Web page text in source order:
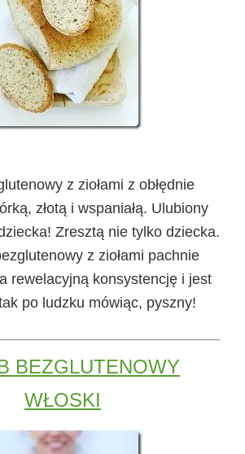
z ziołami z obłędnie
złotą i wspaniałą. Ulubiony
Zresztą nie tylko dziecka.
z ziołami pachnie
rewelacyjną konsystencję i jest
po ludzku mówiąc, pyszny!
BEZGLUTENOWY
WŁOSKI